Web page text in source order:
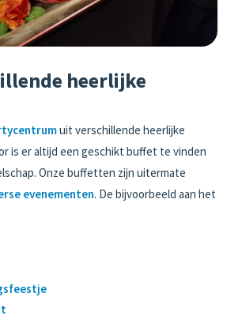
heerlijke
uit verschillende heerlijke
is er altijd een geschikt buffet te vinden
Onze buffetten zijn uitermate
evenementen. De bijvoorbeeld aan het